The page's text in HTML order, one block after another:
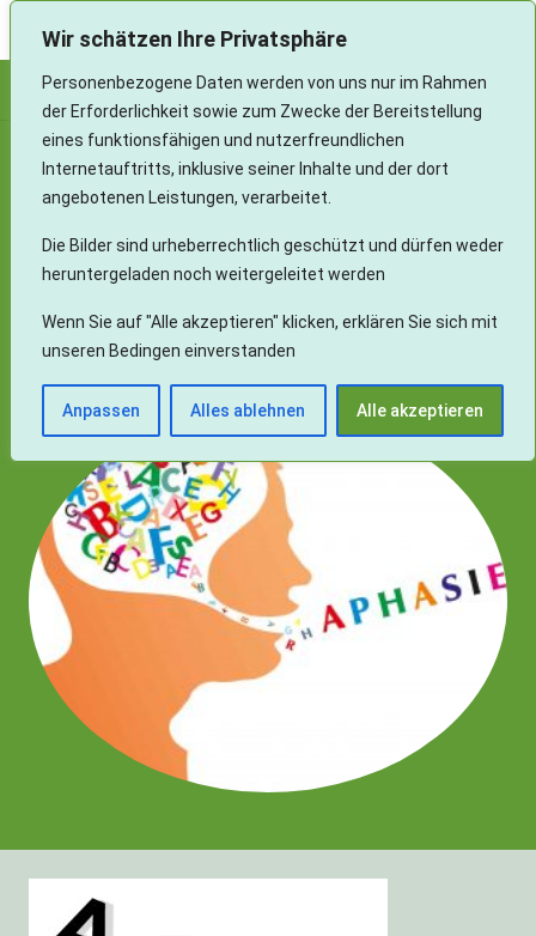
Wir schätzen Ihre Privatsphäre
Personenbezogene Daten werden von uns nur im Rahmen
der Erforderlichkeit sowie zum Zwecke der Bereitstellung
eines funktionsfähigen und nutzerfreundlichen
Internetauftritts, inklusive seiner Inhalte und der dort
angebotenen Leistungen, verarbeitet.
Die Bilder sind urheberrechtlich geschützt und dürfen weder
heruntergeladen noch weitergeleitet werden
Wenn Sie auf "Alle akzeptieren" klicken, erklären Sie sich mit
unseren Bedingen einverstanden
Anpassen Alles ablehnen Alle akzeptieren
Landesverband Aphasie und Schlaganfall Baden-Württemberg e.V.
Was ist Aphasie
Ich habe meine Sprache verloren
– nicht meinen Verstand –